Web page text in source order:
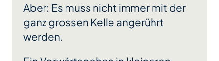
Aber: Es muss nicht immer mit der
ganz grossen Kelle angerührt
werden.